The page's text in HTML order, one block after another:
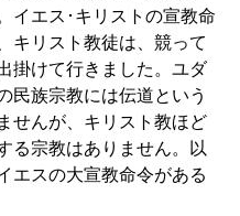
イエス･キリストの宣教命
キリスト教徒は、競って
掛けて行きました。ユダ
民族宗教には伝道という
せんが、キリスト教ほど
る宗教はありません。以
エスの大宣教命令がある